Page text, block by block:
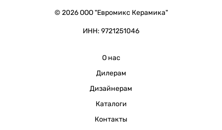
© 2026 ООО "Евромикс Керамика"
ИНН: 9721251046
О нас
Дилерам
Дизайнерам
Каталоги
Контакты